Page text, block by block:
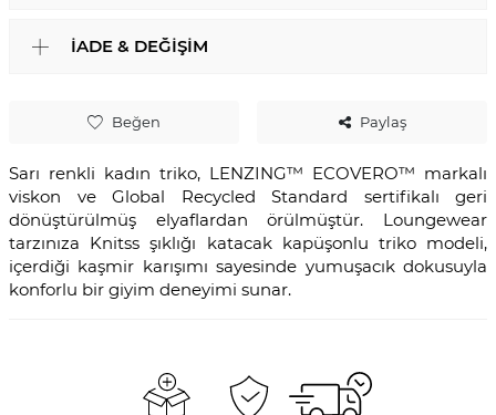
Beğen Paylaş
Sarı renkli kadın triko, LENZING™️ ECOVERO™️ markalı
viskon ve Global Recycled Standard sertifikalı geri
dönüştürülmüş elyaflardan örülmüştür. Loungewear
tarzınıza Knitss şıklığı katacak kapüşonlu triko modeli,
içerdiği kaşmir karışımı sayesinde yumuşacık dokusuyla
konforlu bir giyim deneyimi sunar.
İADE & DEĞIŞIM